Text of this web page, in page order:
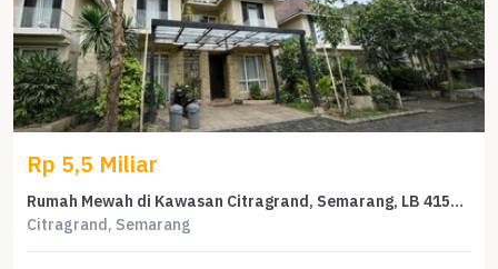
Rp 5,5 Miliar
Rumah Mewah di Kawasan Citragrand, Semarang, LB 415m², Harga 5,5 Miliar
Citragrand, Semarang